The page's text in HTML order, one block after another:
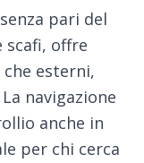
pari del
scafi, offre
esterni,
navigazione
anche in
per chi cerca